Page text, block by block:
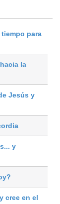
para
la
Jesús y
y
cree en el